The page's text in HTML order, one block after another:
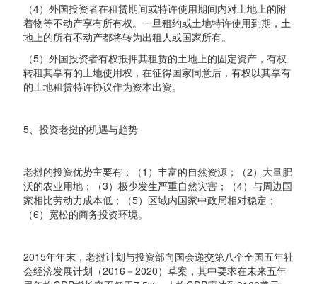
（4）外国投资者在租赁期间或特许使用期间内对土地上的附
着物等不动产享有所有权。一旦租约或土地特许使用到期，土
地上的所有不动产都将转为出租人或国家所有。
（5）外国投资者有权抵押其租赁的土地上的固定资产，有权
转租其享有的土地使用权，在征得国家同意后，有权以其享有
的土地租赁特许协议作为资本出资。
5、投资老挝的机遇与趋势
老挝的投资优势主要有：（1）丰富的自然资源；（2）大量肥
沃的农业用地；（3）极少发生严重自然灾害；（4）与周边国
家相比劳动力成本低；（5）区域内国家中政局相对稳定；
（6）宽松的商务投资环境。
2015年年末，老挝计划与投资部向国会递交第八个全国五年社
会经济发展计划（2016－2020）草案，其中要求在未来五年